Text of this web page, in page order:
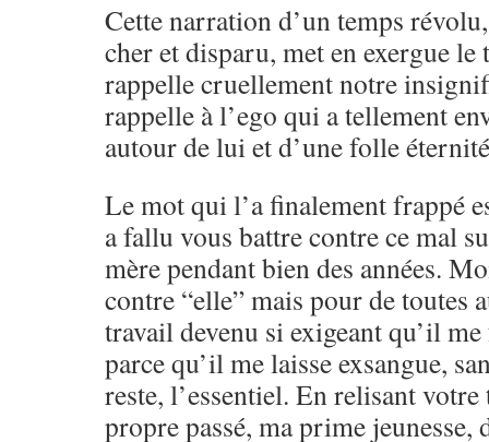
Cette narration d’un temps
cher et disparu, met en exergue le
rappelle cruellement notre
rappelle à l’ego qui a tellement
autour de lui et d’une folle
Le mot qui l’a finalement frappé
a fallu vous battre contre ce mal
mère pendant bien des années.
contre “elle” mais pour de toutes
travail devenu si exigeant qu’il
parce qu’il me laisse exsangue,
reste, l’essentiel. En relisant
propre passé, ma prime jeunesse,